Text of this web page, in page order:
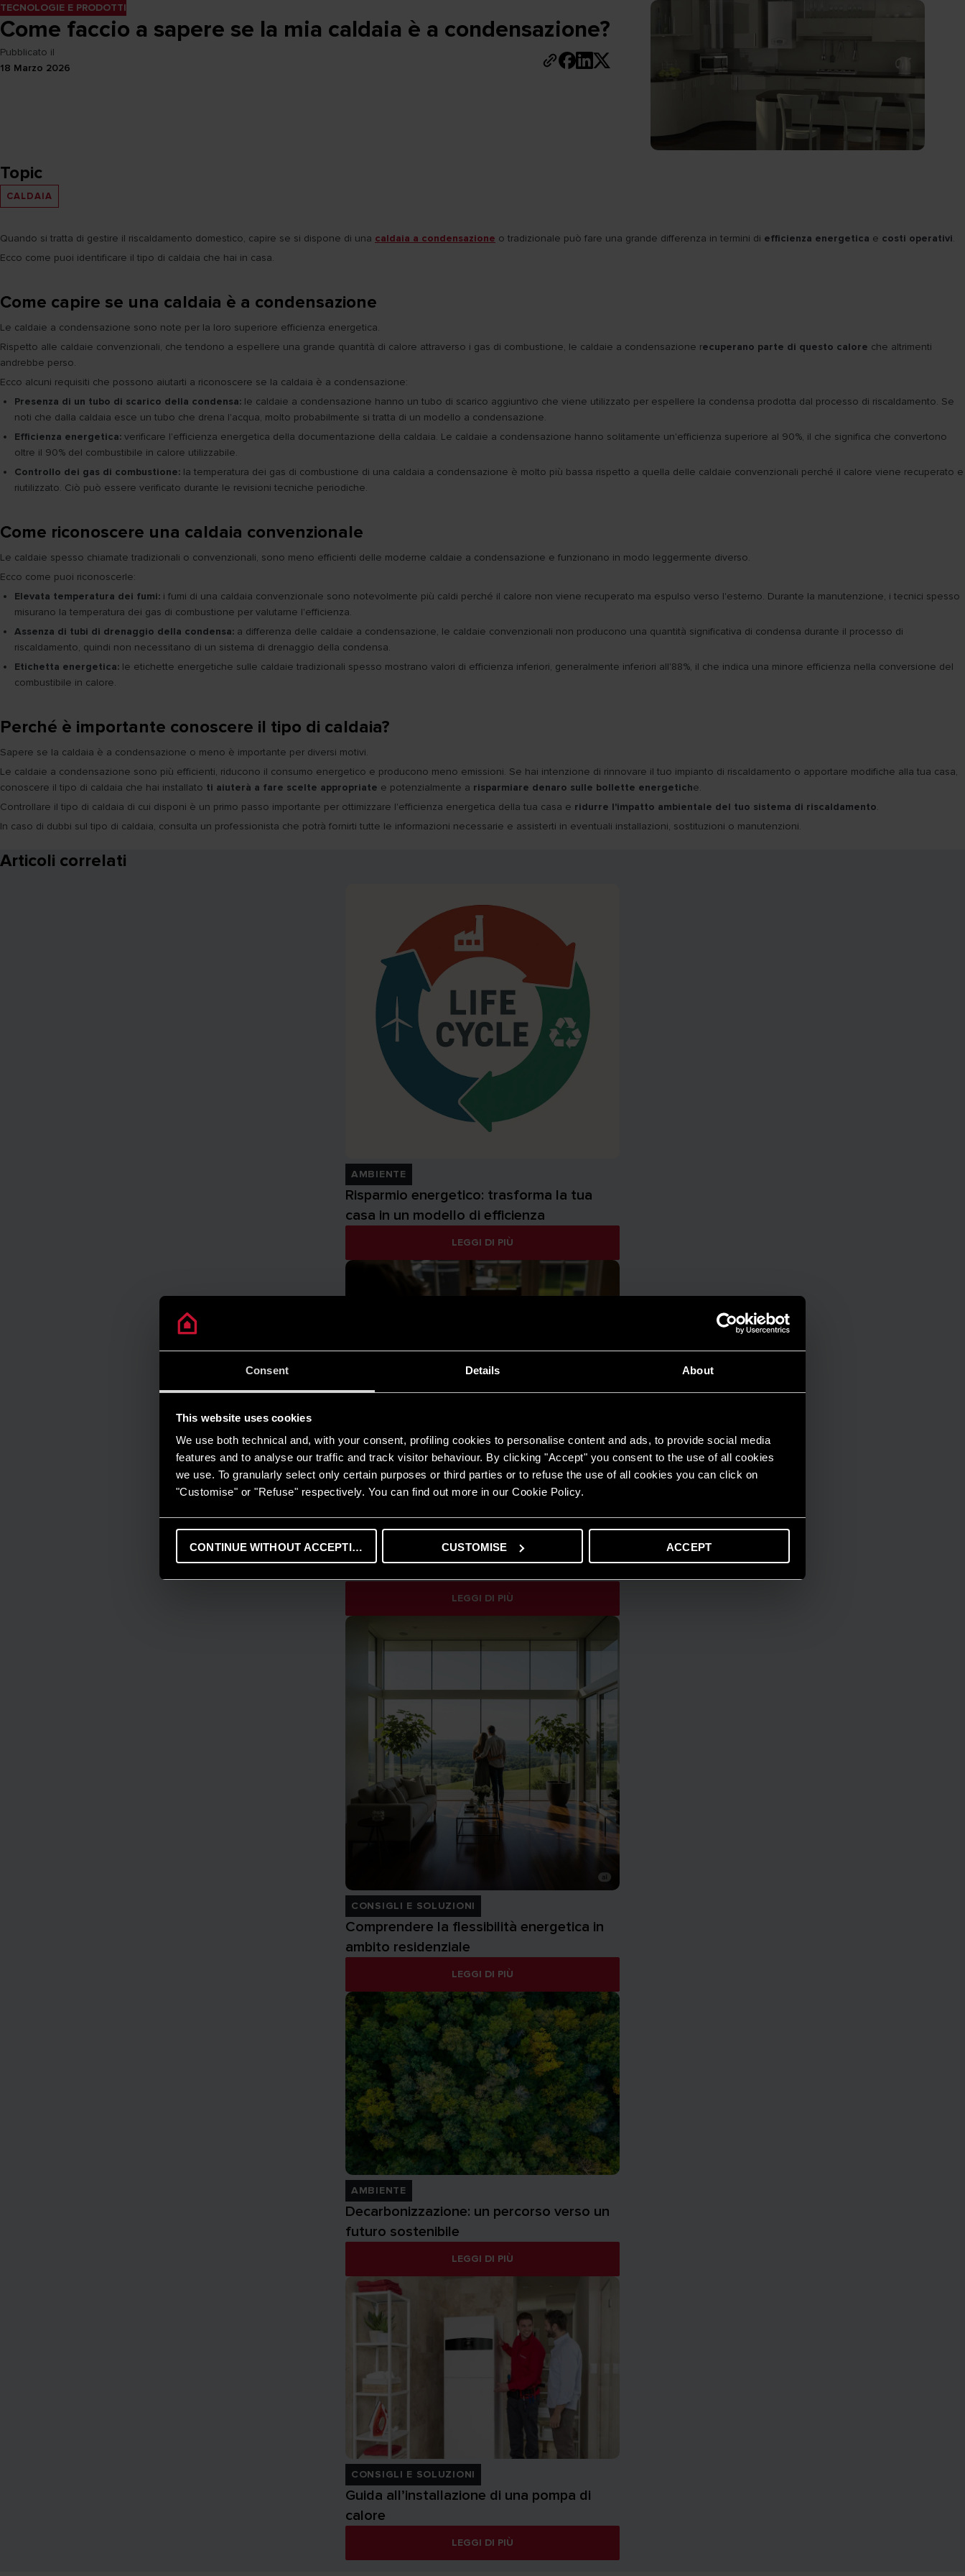
Consent Details About
This website uses cookies
We use both technical and, with your consent, profiling cookies to personalise content and ads, to provide social media
features and to analyse our traffic and track visitor behaviour. By clicking "Accept" you consent to the use of all cookies
we use. To granularly select only certain purposes or third parties or to refuse the use of all cookies you can click on
"Customise" or "Refuse" respectively. You can find out more in our Cookie Policy.
CONTINUE WITHOUT ACCEPTING CUSTOMISE ACCEPT
TECNOLOGIE E PRODOTTI
Come faccio a sapere se la mia caldaia è a condensazione?
Pubblicato il
18 Marzo 2026
Topic
CALDAIA
Quando si tratta di gestire il riscaldamento domestico, capire se si dispone di una caldaia a condensazione o tradizionale può fare una grande differenza in termini di efficienza energetica e costi operativi.
Ecco come puoi identificare il tipo di caldaia che hai in casa.
Come capire se una caldaia è a condensazione
Le caldaie a condensazione sono note per la loro superiore efficienza energetica.
Rispetto alle caldaie convenzionali, che tendono a espellere una grande quantità di calore attraverso i gas di combustione, le caldaie a condensazione recuperano parte di questo calore che altrimenti
andrebbe perso.
Ecco alcuni requisiti che possono aiutarti a riconoscere se la caldaia è a condensazione:
Presenza di un tubo di scarico della condensa: le caldaie a condensazione hanno un tubo di scarico aggiuntivo che viene utilizzato per espellere la condensa prodotta dal processo di riscaldamento. Se
noti che dalla caldaia esce un tubo che drena l'acqua, molto probabilmente si tratta di un modello a condensazione.
Efficienza energetica: verificare l'efficienza energetica della documentazione della caldaia. Le caldaie a condensazione hanno solitamente un'efficienza superiore al 90%, il che significa che convertono
oltre il 90% del combustibile in calore utilizzabile.
Controllo dei gas di combustione: la temperatura dei gas di combustione di una caldaia a condensazione è molto più bassa rispetto a quella delle caldaie convenzionali perché il calore viene recuperato e
riutilizzato. Ciò può essere verificato durante le revisioni tecniche periodiche.
Come riconoscere una caldaia convenzionale
Le caldaie spesso chiamate tradizionali o convenzionali, sono meno efficienti delle moderne caldaie a condensazione e funzionano in modo leggermente diverso.
Ecco come puoi riconoscerle:
Elevata temperatura dei fumi: i fumi di una caldaia convenzionale sono notevolmente più caldi perché il calore non viene recuperato ma espulso verso l'esterno. Durante la manutenzione, i tecnici spesso
misurano la temperatura dei gas di combustione per valutarne l'efficienza.
Assenza di tubi di drenaggio della condensa: a differenza delle caldaie a condensazione, le caldaie convenzionali non producono una quantità significativa di condensa durante il processo di
riscaldamento, quindi non necessitano di un sistema di drenaggio della condensa.
Etichetta energetica: le etichette energetiche sulle caldaie tradizionali spesso mostrano valori di efficienza inferiori, generalmente inferiori all'88%, il che indica una minore efficienza nella conversione del
combustibile in calore.
Perché è importante conoscere il tipo di caldaia?
Sapere se la caldaia è a condensazione o meno è importante per diversi motivi.
Le caldaie a condensazione sono più efficienti, riducono il consumo energetico e producono meno emissioni. Se hai intenzione di rinnovare il tuo impianto di riscaldamento o apportare modifiche alla tua casa,
conoscere il tipo di caldaia che hai installato ti aiuterà a fare scelte appropriate e potenzialmente a risparmiare denaro sulle bollette energetiche.
Controllare il tipo di caldaia di cui disponi è un primo passo importante per ottimizzare l'efficienza energetica della tua casa e ridurre l'impatto ambientale del tuo sistema di riscaldamento.
In caso di dubbi sul tipo di caldaia, consulta un professionista che potrà fornirti tutte le informazioni necessarie e assisterti in eventuali installazioni, sostituzioni o manutenzioni.
Articoli correlati
AMBIENTE
Risparmio energetico: trasforma la tua
casa in un modello di efficienza
LEGGI DI PIÙ
GUIDA AL RISPARMIO
LEGGI DI PIÙ
CONSIGLI E SOLUZIONI
Comprendere la flessibilità energetica in
ambito residenziale
LEGGI DI PIÙ
AMBIENTE
Decarbonizzazione: un percorso verso un
futuro sostenibile
LEGGI DI PIÙ
CONSIGLI E SOLUZIONI
Guida all’installazione di una pompa di
calore
LEGGI DI PIÙ